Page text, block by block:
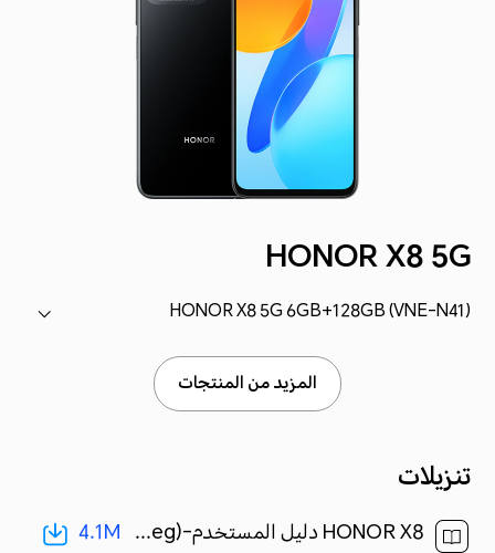
HONOR X8 5G
HONOR X8 5G 6GB+128GB (VNE-N41)
المزيد من المنتجات
تنزيلات
HONOR X8 دليل المستخدم-(Magic UI 4.2_01,ar-eg)[ 4.1M ] 4.1M